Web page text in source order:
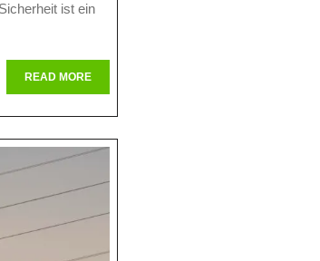
Kerntechnischen
Für
Den
Sicheren
Betrieb
Von
Kernkraftwerken
READ MOREREAD
MORE